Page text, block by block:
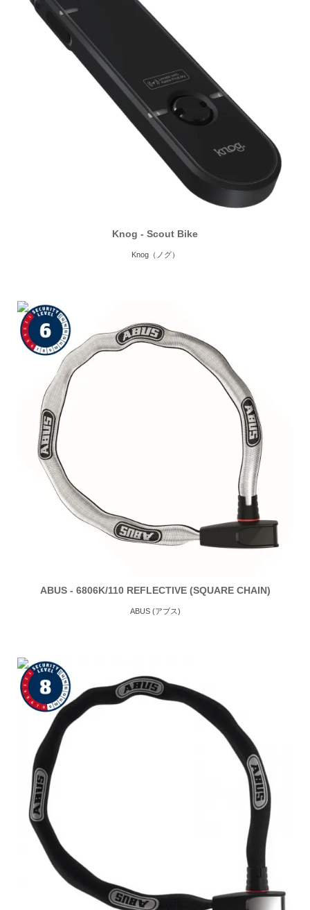
Knog - Scout Bike
Knog（ノグ）
ABUS - 6806K/110 REFLECTIVE (SQUARE CHAIN)
ABUS (アブス)